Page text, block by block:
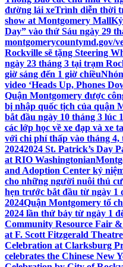
đường lái xeTrình diễn thời
show at Montgomery Mall
Day” vào thứ Sáu ngày 29
montgomerycountymd.gov/
Rockville sẽ tặng Steering
ngày 23 tháng 3 tại trạm
giờ sáng đến 1 giờ chiều
video ‘Heads Up, Phones
Quận Montgomery được
bị nhập quốc tịch của quận
bắt đầu ngày 10 tháng 3 lúc
các lớp học về xe đạp và xe
với chi phí thấp vào tháng
20242024 St. Patrick’s Day
at RIO Washingtonian
and Adoption Center kỷ
cho những người nuôi thú
hẹn trước bắt đầu từ ngày 1
2024Quận Montgomery tổ
2024 lần thứ bảy từ ngày 1
Community Resource Fair
at F. Scott Fitzgerald Theatre
Celebration at Clarksburg
celebrates the Chinese New